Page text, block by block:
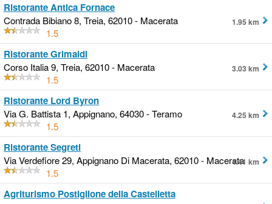
Ristorante Antica Fornace
Contrada Bibiano 8, Treia, 62010 - Macerata
1.5
1.95 km
Ristorante Grimaldi
Corso Italia 9, Treia, 62010 - Macerata
1.5
3.03 km
Ristorante Lord Byron
Via G. Battista 1, Appignano, 64030 - Teramo
1.5
4.25 km
Ristorante Segreti
Via Verdefiore 29, Appignano Di Macerata, 62010 - Macerata
1.5
4.41 km
Agriturismo Postiglione della Castelletta